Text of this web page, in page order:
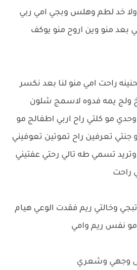
ولا خد لطم وهلس وبجي امي ربي
بعد منو وين اروح منو يوكف
راحت امي منو لنا بعد نكسر
ولج يمه فدوه لاسمج شلون
مو كلتي راح اربي اطفالج مو
جنتي تعرفين راح تموتين تعوفيني
تسمي طه تالي رحتي عفتيني
راحت
وخالتي ريم فقدت الوعي هيام
نفس ريم وامي
وجهي وشعري